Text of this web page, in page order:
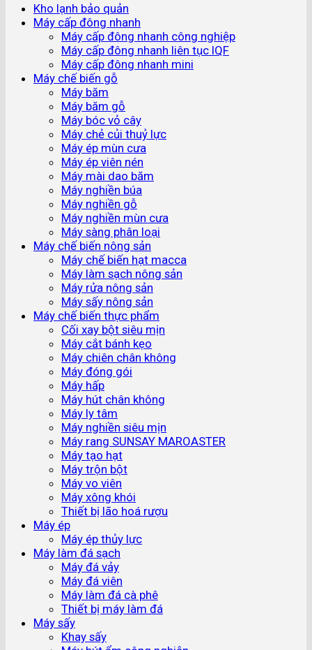
Kho lạnh bảo quản
Máy cấp đông nhanh
Máy cấp đông nhanh công nghiệp
Máy cấp đông nhanh liên tục IQF
Máy cấp đông nhanh mini
Máy chế biến gỗ
Máy băm
Máy băm gỗ
Máy bóc vỏ cây
Máy chẻ củi thuỷ lực
Máy ép mùn cưa
Máy ép viên nén
Máy mài dao băm
Máy nghiền búa
Máy nghiền gỗ
Máy nghiền mùn cưa
Máy sàng phân loại
Máy chế biến nông sản
Máy chế biến hạt macca
Máy làm sạch nông sản
Máy rửa nông sản
Máy sấy nông sản
Máy chế biến thực phẩm
Cối xay bột siêu mịn
Máy cắt bánh kẹo
Máy chiên chân không
Máy đóng gói
Máy hấp
Máy hút chân không
Máy ly tâm
Máy nghiền siêu mịn
Máy rang SUNSAY MAROASTER
Máy tạo hạt
Máy trộn bột
Máy vo viên
Máy xông khói
Thiết bị lão hoá rượu
Máy ép
Máy ép thủy lực
Máy làm đá sạch
Máy đá vảy
Máy đá viên
Máy làm đá cà phê
Thiết bị máy làm đá
Máy sấy
Khay sấy